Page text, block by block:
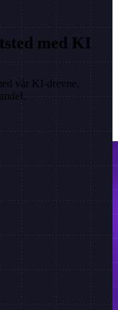
med KI
vår KI-drevne,